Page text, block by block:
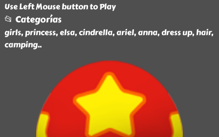
Use Left Mouse button to Play
📂 Categorías
girls, princess, elsa, cindrella, ariel, anna, dress up, hair,
camping..